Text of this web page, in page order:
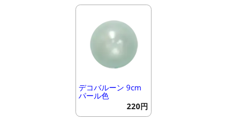
デコバルーン 9cm
パール色
220円